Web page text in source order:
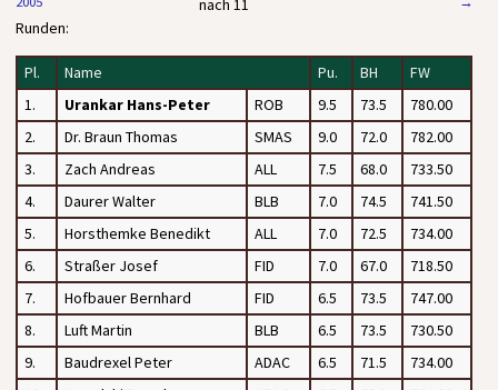
nach 11
Runden:
Pl. Name Pu. BH
FW
1.
Urankar Hans-Peter ROB 9.5 73.5
780.00
2.
Dr. Braun Thomas SMAS 9.0 72.0
782.00
3.
Zach Andreas ALL 7.5 68.0
733.50
4.
Daurer Walter BLB 7.0 74.5
741.50
5.
Horsthemke Benedikt ALL 7.0 72.5
734.00
6.
Straßer Josef FID 7.0 67.0
718.50
7.
Hofbauer Bernhard FID 6.5 73.5
747.00
8.
Luft Martin BLB 6.5 73.5
730.50
9.
Baudrexel Peter ADAC 6.5 71.5
734.00